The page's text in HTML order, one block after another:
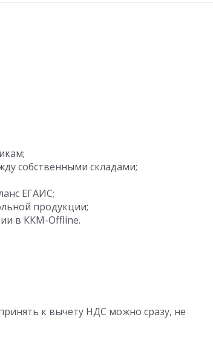
собственными складами;
ЕГАИС;
продукции;
в ККМ-Offline.
к вычету НДС можно сразу, не